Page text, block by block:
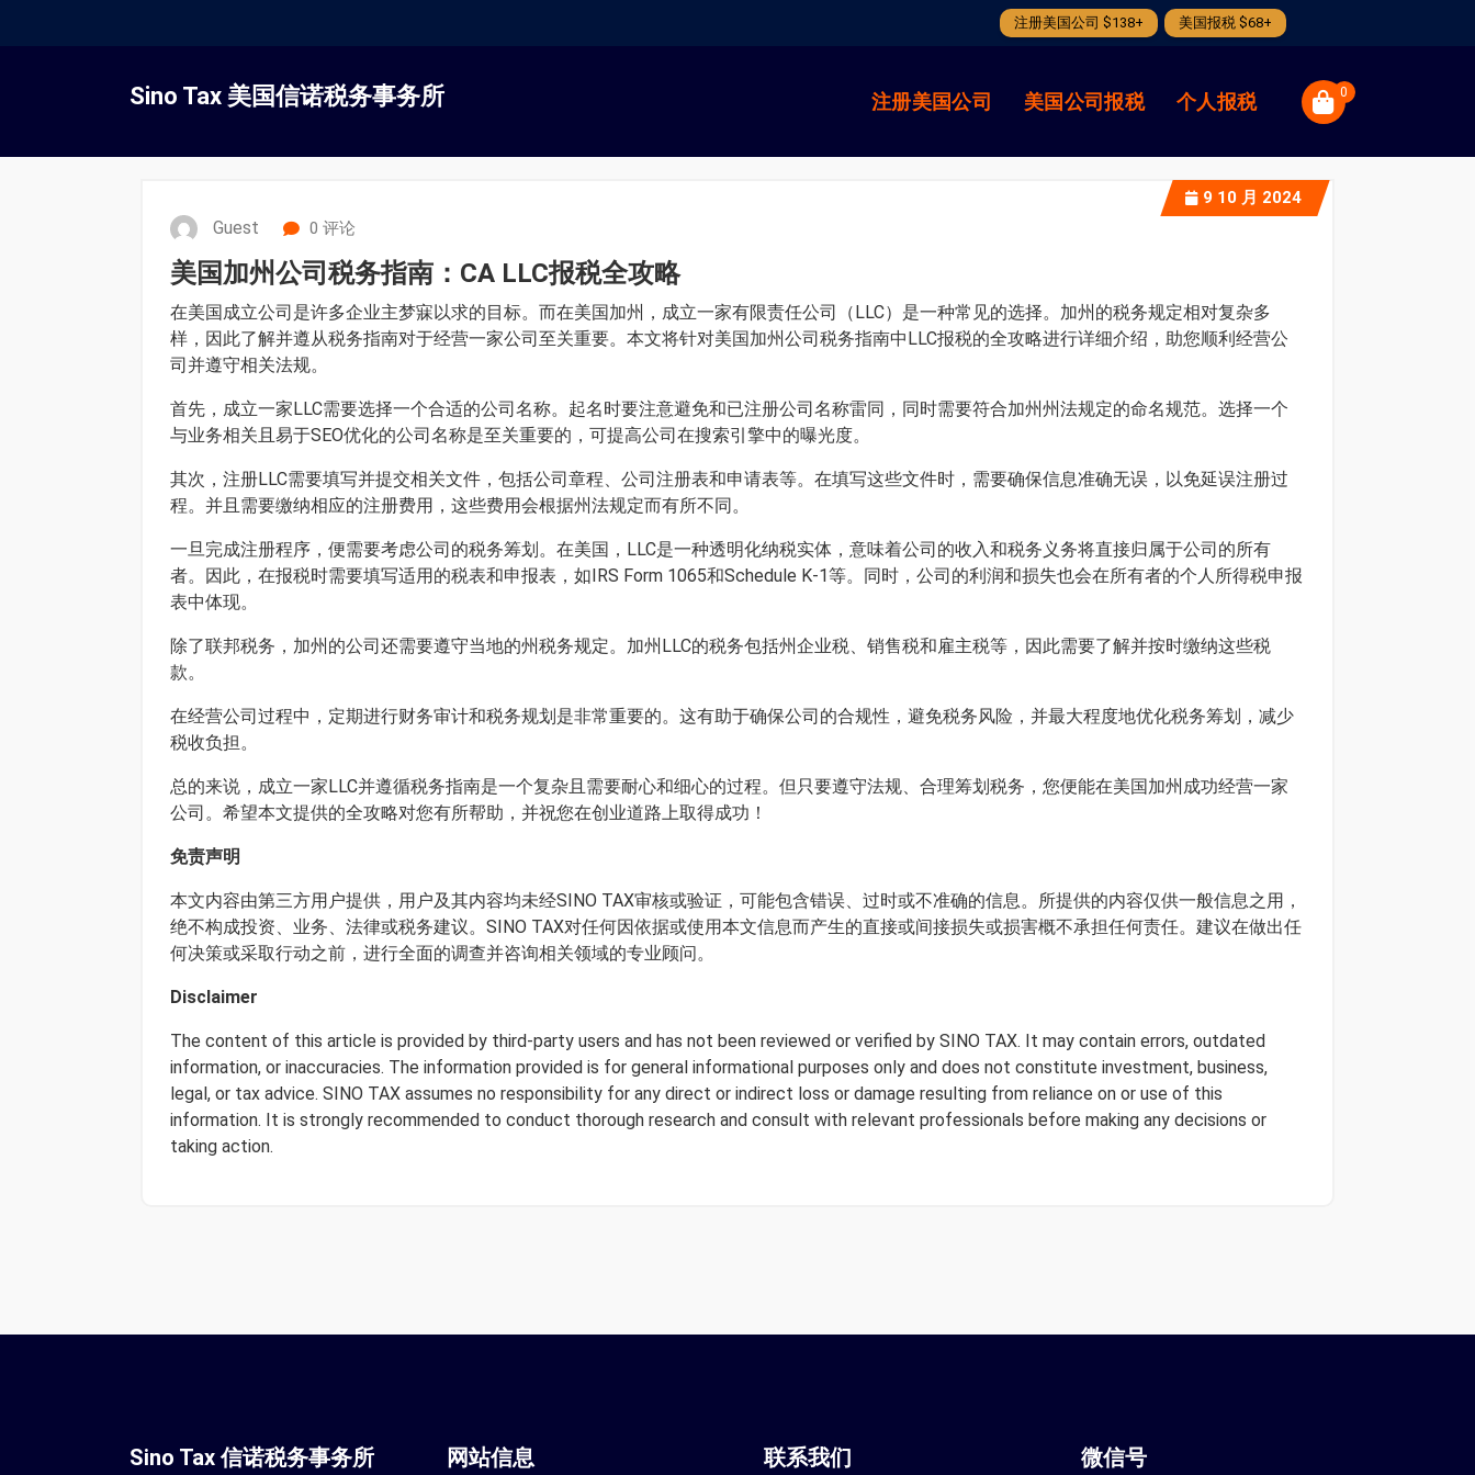
注册美国公司 $138+ 美国报税 $68+
容
Sino Tax 美国信诺税务事务所 注册美国公司 美国公司报税 个人报税 0
9 10 月 2024
Guest 0 评论
美国加州公司税务指南：CA LLC报税全攻略
在美国成立公司是许多企业主梦寐以求的目标。而在美国加州，成立一家有限责任公司（LLC）是一种常见的选择。加州的税务规定相对复杂多
样，因此了解并遵从税务指南对于经营一家公司至关重要。本文将针对美国加州公司税务指南中LLC报税的全攻略进行详细介绍，助您顺利经营公
司并遵守相关法规。
首先，成立一家LLC需要选择一个合适的公司名称。起名时要注意避免和已注册公司名称雷同，同时需要符合加州州法规定的命名规范。选择一个
与业务相关且易于SEO优化的公司名称是至关重要的，可提高公司在搜索引擎中的曝光度。
其次，注册LLC需要填写并提交相关文件，包括公司章程、公司注册表和申请表等。在填写这些文件时，需要确保信息准确无误，以免延误注册过
程。并且需要缴纳相应的注册费用，这些费用会根据州法规定而有所不同。
一旦完成注册程序，便需要考虑公司的税务筹划。在美国，LLC是一种透明化纳税实体，意味着公司的收入和税务义务将直接归属于公司的所有
者。因此，在报税时需要填写适用的税表和申报表，如IRS Form 1065和Schedule K-1等。同时，公司的利润和损失也会在所有者的个人所得税申报
表中体现。
除了联邦税务，加州的公司还需要遵守当地的州税务规定。加州LLC的税务包括州企业税、销售税和雇主税等，因此需要了解并按时缴纳这些税
款。
在经营公司过程中，定期进行财务审计和税务规划是非常重要的。这有助于确保公司的合规性，避免税务风险，并最大程度地优化税务筹划，减少
税收负担。
总的来说，成立一家LLC并遵循税务指南是一个复杂且需要耐心和细心的过程。但只要遵守法规、合理筹划税务，您便能在美国加州成功经营一家
公司。希望本文提供的全攻略对您有所帮助，并祝您在创业道路上取得成功！
免责声明
本文内容由第三方用户提供，用户及其内容均未经SINO TAX审核或验证，可能包含错误、过时或不准确的信息。所提供的内容仅供一般信息之用，
绝不构成投资、业务、法律或税务建议。SINO TAX对任何因依据或使用本文信息而产生的直接或间接损失或损害概不承担任何责任。建议在做出任
何决策或采取行动之前，进行全面的调查并咨询相关领域的专业顾问。
Disclaimer
The content of this article is provided by third-party users and has not been reviewed or verified by SINO TAX. It may contain errors, outdated
information, or inaccuracies. The information provided is for general informational purposes only and does not constitute investment, business,
legal, or tax advice. SINO TAX assumes no responsibility for any direct or indirect loss or damage resulting from reliance on or use of this
information. It is strongly recommended to conduct thorough research and consult with relevant professionals before making any decisions or
taking action.
Sino Tax 信诺税务事务所 网站信息 联系我们 微信号